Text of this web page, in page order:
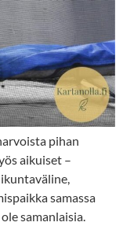
pihan
aikuiset –
samassa
samanlaisia.